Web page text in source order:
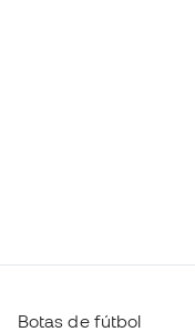
Botas de fútbol